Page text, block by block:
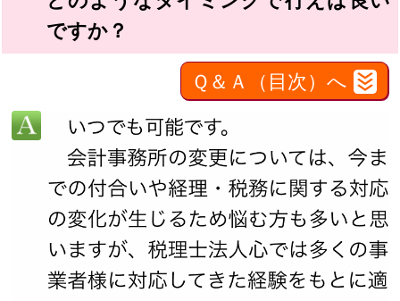
ですか？
Ｑ＆Ａ（目次）へ